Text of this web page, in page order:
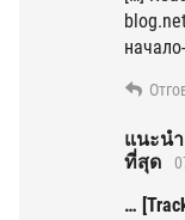
แนะน
ที่สุด
…